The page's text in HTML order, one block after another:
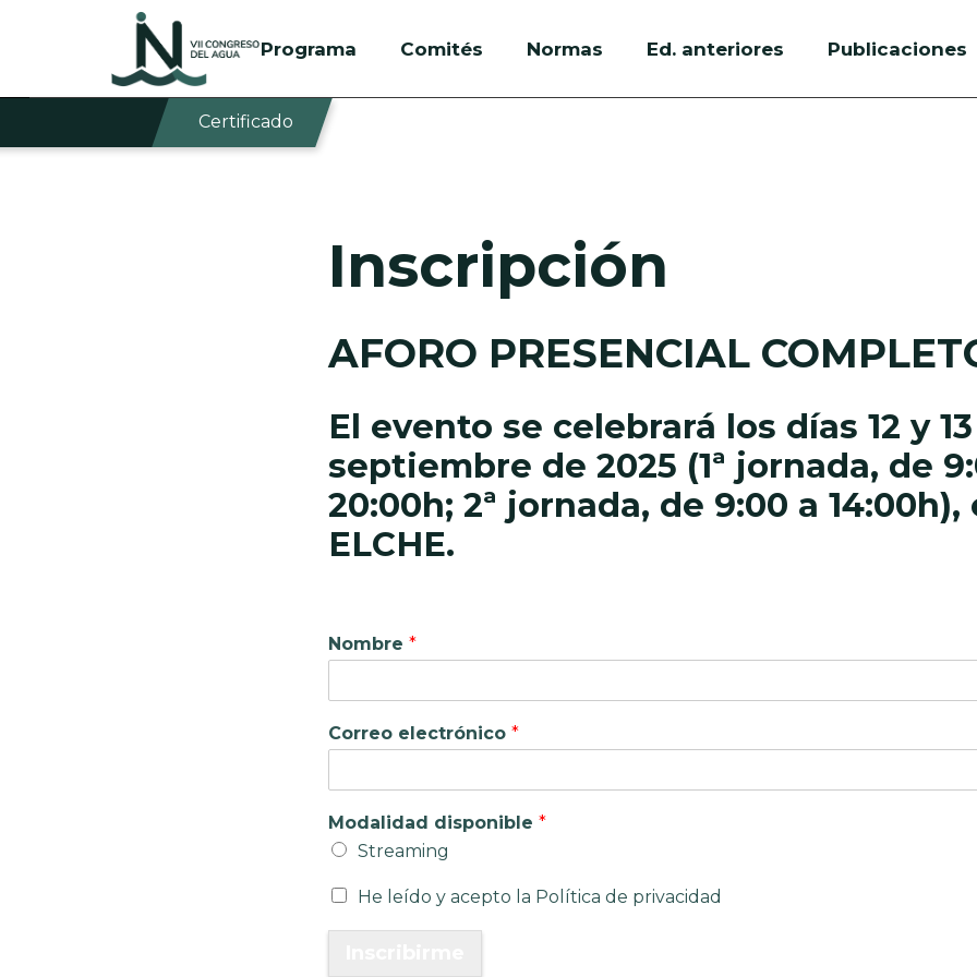
Programa Comités Normas Ed. anteriores Publicaciones
Certificado
Inscripción
AFORO PRESENCIAL
El evento se celebrará los días 12 y
septiembre de 2025 (1ª jornada, de
20:00h; 2ª jornada, de 9:00 a 14:00h),
ELCHE.
Nombre *
Correo electrónico *
Modalidad disponible *
Streaming
He leído y acepto la Política de privacidad